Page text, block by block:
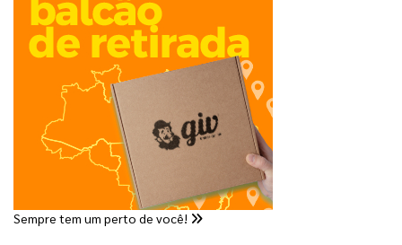
Sempre tem um perto de você!